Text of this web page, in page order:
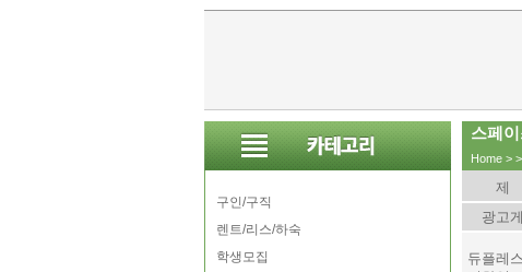
구인/구직
렌트/리스/하숙
학생모집
스페
Home > >
제
광고
듀플레